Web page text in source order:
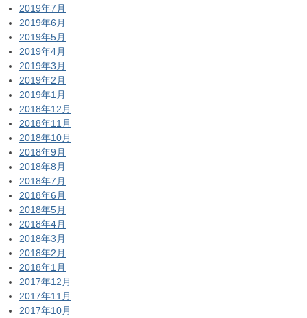
2019年7月
2019年6月
2019年5月
2019年4月
2019年3月
2019年2月
2019年1月
2018年12月
2018年11月
2018年10月
2018年9月
2018年8月
2018年7月
2018年6月
2018年5月
2018年4月
2018年3月
2018年2月
2018年1月
2017年12月
2017年11月
2017年10月